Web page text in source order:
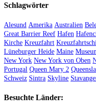
Schlagwörter
Alesund Amerika Australien
Great Barrier Reef Hafen
Kirche Kreuzfahrt
Lüneburger Heide Maine
New York New York von Oben
Portugal Queen Mary 2
Schweiz Sintra Skyline
Besuchte Länder: